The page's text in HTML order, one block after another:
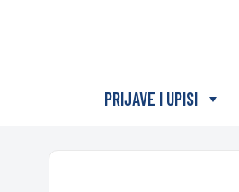
PRIJAVE I UPISI